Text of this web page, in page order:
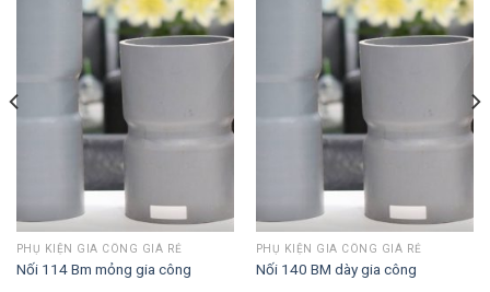
PHỤ KIỆN GIA CÔNG GIÁ RẺ
Nối 114 Bm mỏng gia công
PHỤ KIỆN GIA CÔNG GIÁ RẺ
Nối 140 BM dày gia công